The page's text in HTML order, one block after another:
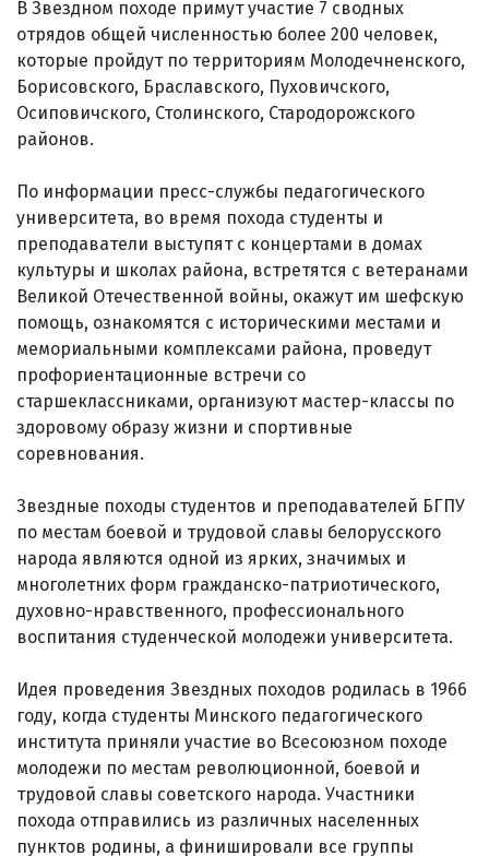
В Звездном походе примут участие 7 сводных
отрядов общей численностью более 200 человек,
которые пройдут по территориям Молодечненского,
Борисовского, Браславского, Пуховичского,
Осиповичского, Столинского, Стародорожского
районов.
По информации пресс-службы педагогического
университета, во время похода студенты и
преподаватели выступят с концертами в домах
культуры и школах района, встретятся с ветеранами
Великой Отечественной войны, окажут им шефскую
помощь, ознакомятся с историческими местами и
мемориальными комплексами района, проведут
профориентационные встречи со
старшеклассниками, организуют мастер-классы по
здоровому образу жизни и спортивные
соревнования.
Звездные походы студентов и преподавателей БГПУ
по местам боевой и трудовой славы белорусского
народа являются одной из ярких, значимых и
многолетних форм гражданско-патриотического,
духовно-нравственного, профессионального
воспитания студенческой молодежи университета.
Идея проведения Звездных походов родилась в 1966
году, когда студенты Минского педагогического
института приняли участие во Всесоюзном походе
молодежи по местам революционной, боевой и
трудовой славы советского народа. Участники
похода отправились из различных населенных
пунктов родины, а финишировали все группы